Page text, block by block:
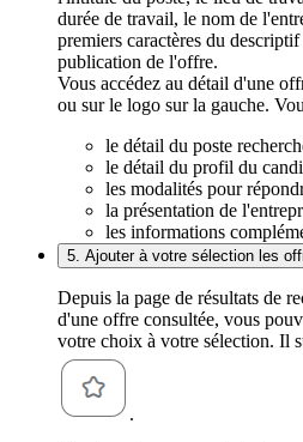
durée de travail, le nom de
premiers caractères du
publication de l'offre.
Vous accédez au détail d'une
ou sur le logo sur la gauche.
le détail du poste
le détail du profil du
les modalités pour
la présentation de
les informations
5. Ajouter à votre sélection les
Depuis la page de résultats de
d'une offre consultée, vous
votre choix à votre sélection. Il
.